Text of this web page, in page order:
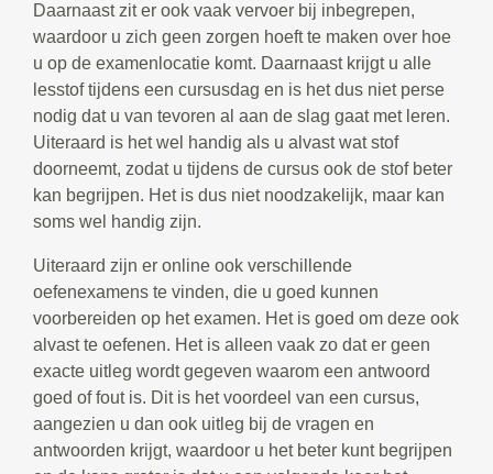
Daarnaast zit er ook vaak vervoer bij inbegrepen,
waardoor u zich geen zorgen hoeft te maken over hoe
u op de examenlocatie komt. Daarnaast krijgt u alle
lesstof tijdens een cursusdag en is het dus niet perse
nodig dat u van tevoren al aan de slag gaat met leren.
Uiteraard is het wel handig als u alvast wat stof
doorneemt, zodat u tijdens de cursus ook de stof beter
kan begrijpen. Het is dus niet noodzakelijk, maar kan
soms wel handig zijn.
Uiteraard zijn er online ook verschillende
oefenexamens te vinden, die u goed kunnen
voorbereiden op het examen. Het is goed om deze ook
alvast te oefenen. Het is alleen vaak zo dat er geen
exacte uitleg wordt gegeven waarom een antwoord
goed of fout is. Dit is het voordeel van een cursus,
aangezien u dan ook uitleg bij de vragen en
antwoorden krijgt, waardoor u het beter kunt begrijpen